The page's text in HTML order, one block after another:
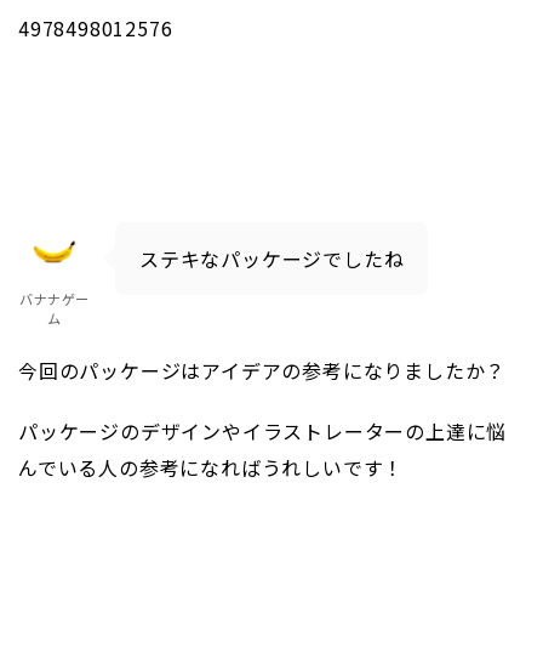
4978498012576
バナナゲー
ム
ステキなパッケージでしたね
今回のパッケージはアイデアの参考になりましたか？
パッケージのデザインやイラストレーターの上達に悩
んでいる人の参考になればうれしいです！